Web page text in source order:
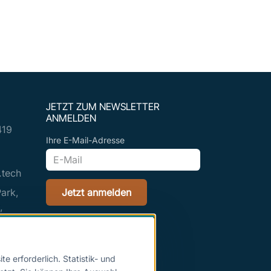
JETZT ZUM NEWSLETTER
ANMELDEN
Ihre E-Mail-Adresse
Jetzt anmelden
erforderlich. Statistik- und